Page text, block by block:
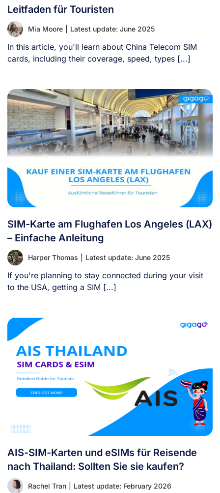
Leitfaden für Touristen
Mia Moore Latest update: June 2025
In this article, you'll learn about China Telecom SIM
cards, including their coverage, speed, types [...]
SIM-Karte am Flughafen Los Angeles (LAX)
– Einfache Anleitung
Harper Thomas Latest update: June 2025
If you're planning to stay connected during your visit
to the USA, getting a SIM [...]
AIS-SIM-Karten und eSIMs für Reisende
nach Thailand: Sollten Sie sie kaufen?
Rachel Tran Latest update: February 2026